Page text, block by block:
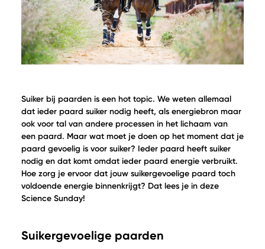
Suiker bij paarden is een hot topic. We weten allemaal
dat ieder paard suiker nodig heeft, als energiebron maar
ook voor tal van andere processen in het lichaam van
een paard. Maar wat moet je doen op het moment dat je
paard gevoelig is voor suiker? Ieder paard heeft suiker
nodig en dat komt omdat ieder paard energie verbruikt.
Hoe zorg je ervoor dat jouw suikergevoelige paard toch
voldoende energie binnenkrijgt? Dat lees je in deze
Science Sunday!
Suikergevoelige paarden